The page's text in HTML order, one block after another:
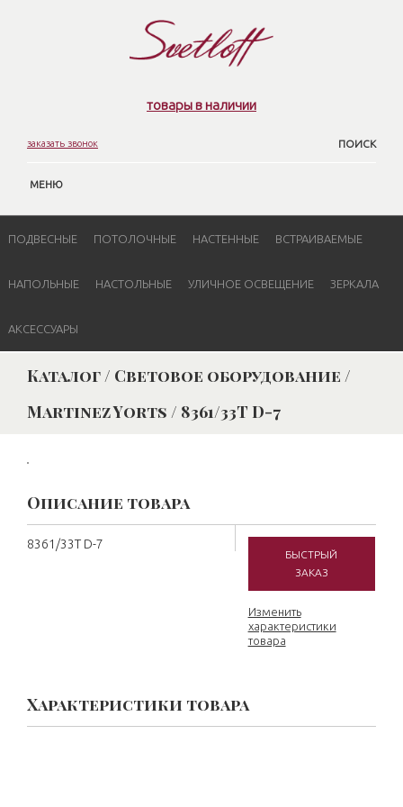
товары в наличии
заказать звонок ПОИСК
МЕНЮ
ПОДВЕСНЫЕ ПОТОЛОЧНЫЕ НАСТЕННЫЕ ВСТРАИВАЕМЫЕ
НАПОЛЬНЫЕ НАСТОЛЬНЫЕ УЛИЧНОЕ ОСВЕЩЕНИЕ ЗЕРКАЛА
АКСЕССУАРЫ
Каталог / Световое оборудование /
Martinez Yorts / 8361/33T D-7
Описание товара
8361/33T D-7
БЫСТРЫЙ
ЗАКАЗ
Изменить
характеристики
товара
Характеристики товара